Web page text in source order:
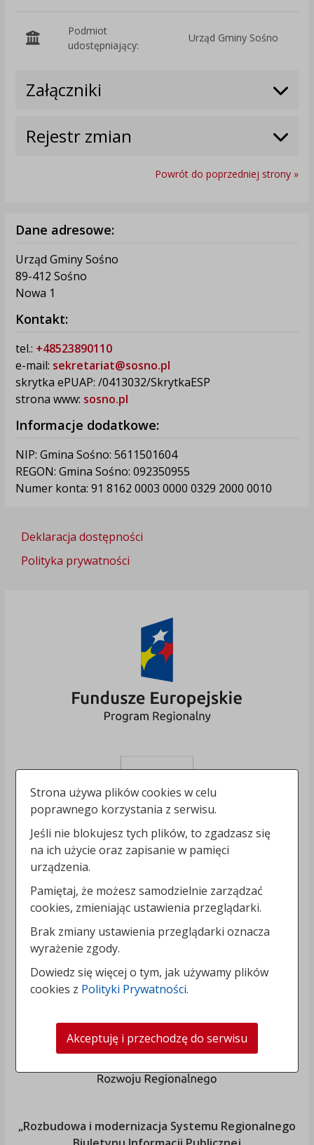
Podmiot
udostępniający:
Urząd Gminy Sośno
Załączniki
Rejestr zmian
Powrót do poprzedniej strony »
Dane adresowe:
Urząd Gminy Sośno
89-412 Sośno
Nowa 1
Kontakt:
tel.: +48523890110
e-mail: sekretariat@sosno.pl
skrytka ePUAP: /0413032/SkrytkaESP
strona www: sosno.pl
Informacje dodatkowe:
NIP: Gmina Sośno: 5611501604
REGON: Gmina Sośno: 092350955
Numer konta: 91 8162 0003 0000 0329 2000 0010
Deklaracja dostępności
Polityka prywatności
„Rozbudowa i modernizacja Systemu Regionalnego
Strona używa plików cookies w celu
poprawnego korzystania z serwisu.
Jeśli nie blokujesz tych plików, to zgadzasz się
na ich użycie oraz zapisanie w pamięci
urządzenia.
Pamiętaj, że możesz samodzielnie zarządzać
cookies, zmieniając ustawienia przeglądarki.
Brak zmiany ustawienia przeglądarki oznacza
wyrażenie zgody.
Dowiedz się więcej o tym, jak używamy plików
cookies z Polityki Prywatności.
Akceptuję i przechodzę do serwisu